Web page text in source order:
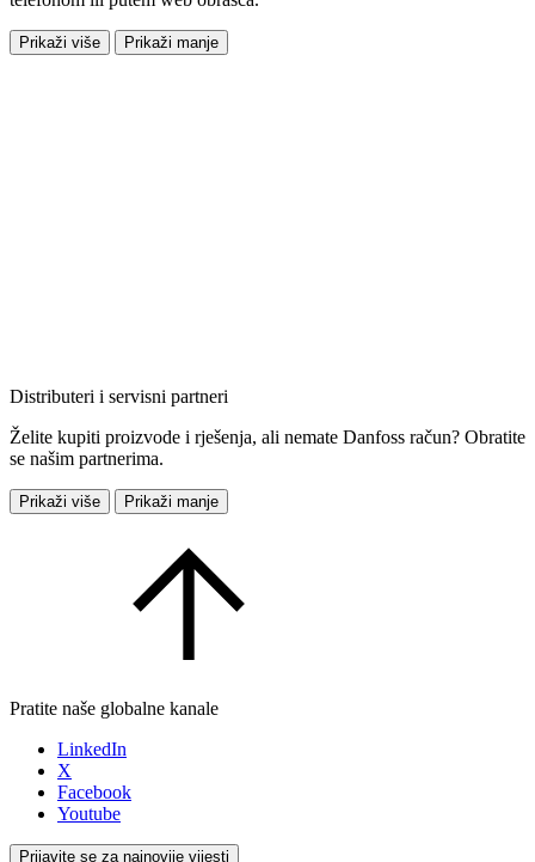
Prikaži više Prikaži manje
Distributeri i servisni partneri
Želite kupiti proizvode i rješenja, ali nemate Danfoss račun? Obratite
se našim partnerima.
Prikaži više Prikaži manje
Pratite naše globalne kanale
LinkedIn
X
Facebook
Youtube
Prijavite se za najnovije vijesti